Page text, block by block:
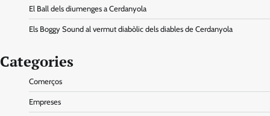
El Ball dels diumenges a Cerdanyola
Els Boggy Sound al vermut diabòlic dels diables de Cerdanyola
Categories
Comerços
Empreses